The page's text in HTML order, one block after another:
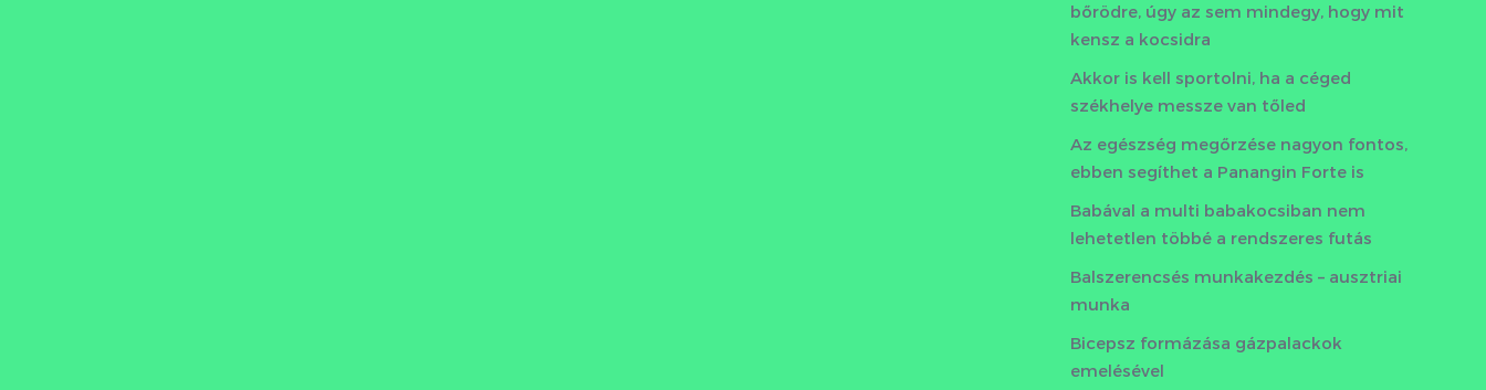
bőrödre, úgy az sem mindegy, hogy mit
kensz a kocsidra
Akkor is kell sportolni, ha a céged
székhelye messze van tőled
Az egészség megőrzése nagyon fontos,
ebben segíthet a Panangin Forte is
Babával a multi babakocsiban nem
lehetetlen többé a rendszeres futás
Balszerencsés munkakezdés – ausztriai
munka
Bicepsz formázása gázpalackok
emelésével